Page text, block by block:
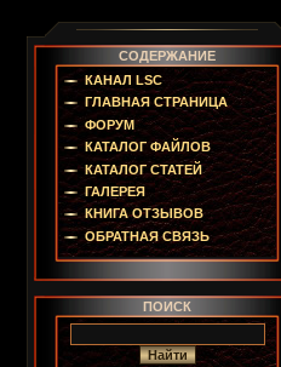
СОДЕРЖАНИЕ
КАНАЛ LSC
ГЛАВНАЯ СТРАНИЦА
ФОРУМ
КАТАЛОГ ФАЙЛОВ
КАТАЛОГ СТАТЕЙ
ГАЛЕРЕЯ
КНИГА ОТЗЫВОВ
ОБРАТНАЯ СВЯЗЬ
ПОИСК